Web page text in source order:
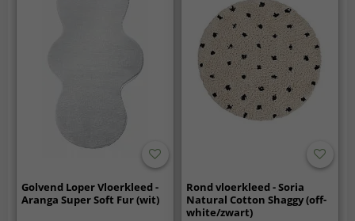
Golvend Loper Vloerkleed -
Aranga Super Soft Fur (wit)
Rond vloerkleed - Soria
Natural Cotton Shaggy (off-
white/zwart)